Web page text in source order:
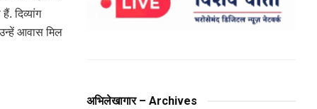
दिव्यांग
आवास मिल
अभिलेखागार – Archives